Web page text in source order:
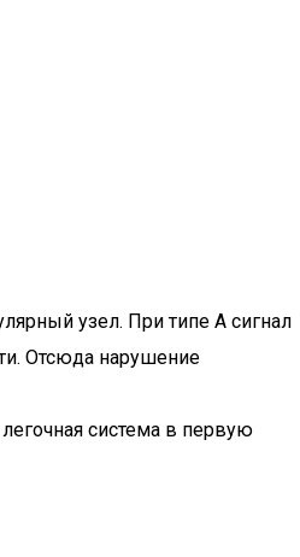
узел. При типе А сигнал
Отсюда нарушение
система в первую